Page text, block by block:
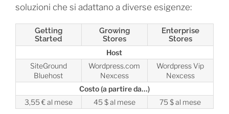
soluzioni che si adattano a diverse esigenze:
Getting
Started
Growing
Stores
Enterprise
Stores
Host
SiteGround
Bluehost
Wordpress.com
Nexcess
Wordpress Vip
Nexcess
Costo (a partire da…)
3,55 € al mese
45 $ al mese 75 $ al mese